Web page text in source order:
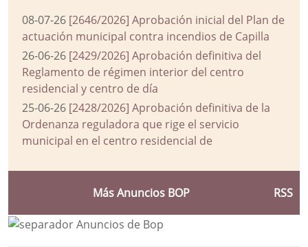
08-07-26 [2646/2026] Aprobación inicial del Plan de
actuación municipal contra incendios de Capilla
26-06-26 [2429/2026] Aprobación definitiva del
Reglamento de régimen interior del centro
residencial y centro de día
25-06-26 [2428/2026] Aprobación definitiva de la
Ordenanza reguladora que rige el servicio
municipal en el centro residencial de
Más Anuncios BOP RSS